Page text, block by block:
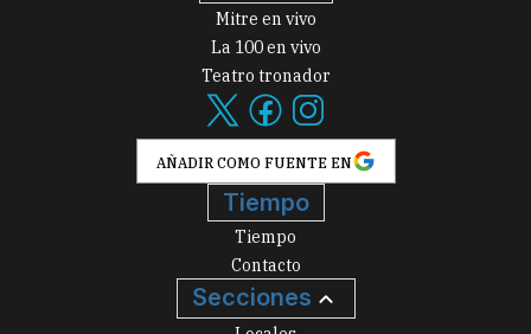
Mitre en vivo
La 100 en vivo
Teatro tronador
AÑADIR COMO FUENTE EN
Tiempo
Tiempo
Contacto
Secciones